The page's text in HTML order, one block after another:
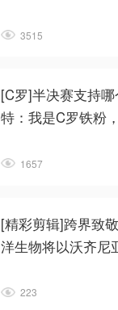
3515
[C罗]半决赛支持
特：我是C罗铁粉
1657
[精彩剪辑]跨界致
洋生物将以沃齐尼
223